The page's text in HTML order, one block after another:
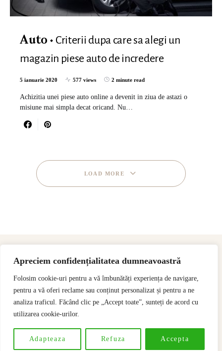
Apreciem confidențialitatea dumneavoastră
Folosim cookie-uri pentru a vă îmbunătăți experiența de navigare,
pentru a vă oferi reclame sau conținut personalizat și pentru a ne
analiza traficul. Făcând clic pe „Accept toate”, sunteți de acord cu
utilizarea cookie-urilor.
Adapteaza Refuza Accepta
Auto
Criterii dupa care sa alegi un
magazin piese auto de incredere
5 ianuarie 2020 577 views 2 minute read
Achizitia unei piese auto online a devenit in ziua de astazi o
misiune mai simpla decat oricand. Nu…
LOAD MORE